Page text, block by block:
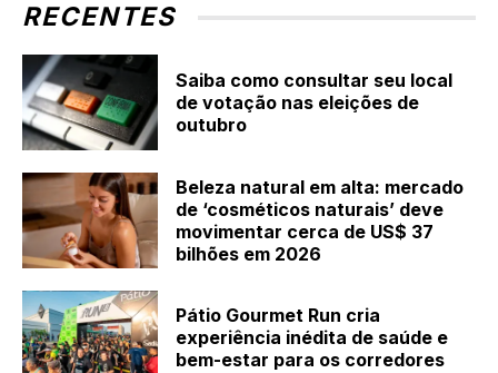
RECENTES
Saiba como consultar seu local
de votação nas eleições de
outubro
Beleza natural em alta: mercado
de ‘cosméticos naturais’ deve
movimentar cerca de US$ 37
bilhões em 2026
Pátio Gourmet Run cria
experiência inédita de saúde e
bem-estar para os corredores